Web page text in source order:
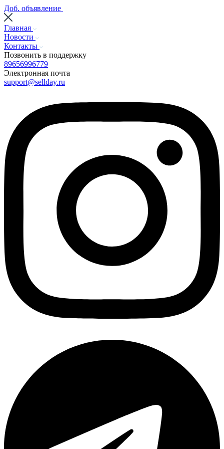
Доб. объявление
Главная
Новости
Контакты
Позвонить в поддержку
89656996779
Электронная почта
support@sellday.ru